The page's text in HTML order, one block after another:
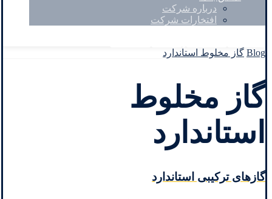
درباره شرکت
افتخارات شرکت
Blog گاز مخلوط استاندارد
گاز مخلوط
استاندارد
گازهای ترکیبی استاندارد